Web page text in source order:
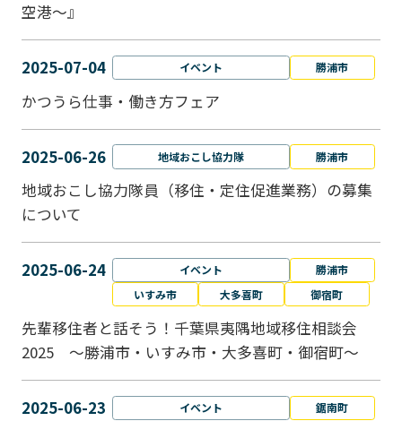
空港～』
2025-07-04 イベント 勝浦市
かつうら仕事・働き方フェア
2025-06-26 地域おこし協力隊 勝浦市
地域おこし協力隊員（移住・定住促進業務）の募集
について
2025-06-24 イベント
勝浦市
いすみ市
大多喜町 御宿町
先輩移住者と話そう！千葉県夷隅地域移住相談会
2025 ～勝浦市・いすみ市・大多喜町・御宿町～
2025-06-23 イベント 鋸南町